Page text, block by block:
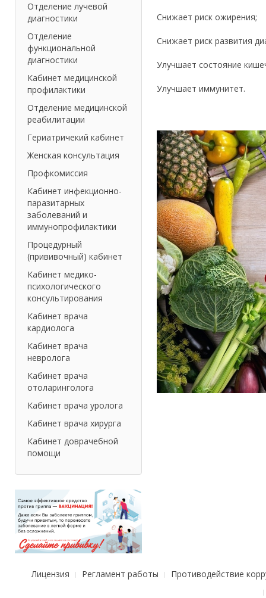
Снижает риск ожирения;
Снижает риск развития
Улучшает состояние
Улучшает иммунитет.
Отделение лучевой
диагностики
Отделение
функциональной
диагностики
Кабинет медицинской
профилактики
Отделение медицинской
реабилитации
Гериатричекий кабинет
Женская консультация
Профкомиссия
Кабинет инфекционно-
паразитарных
заболеваний и
иммунопрофилактики
Процедурный
(прививочный) кабинет
Кабинет медико-
психологического
консультирования
Кабинет врача
кардиолога
Кабинет врача
невролога
Кабинет врача
отоларинголога
Кабинет врача уролога
Кабинет врача хирурга
Кабинет доврачебной
помощи
Лицензия Регламент работы Противодействие